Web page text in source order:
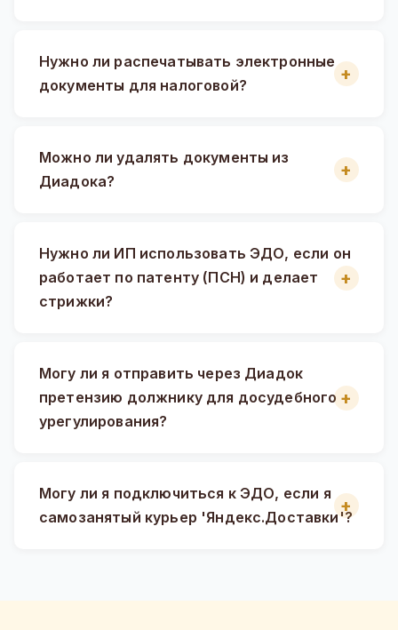
Нужно ли распечатывать электронные
документы для налоговой?
Можно ли удалять документы из
Диадока?
Нужно ли ИП использовать ЭДО, если он
работает по патенту (ПСН) и делает
стрижки?
Могу ли я отправить через Диадок
претензию должнику для досудебного
урегулирования?
Могу ли я подключиться к ЭДО, если я
самозанятый курьер 'Яндекс.Доставки'?